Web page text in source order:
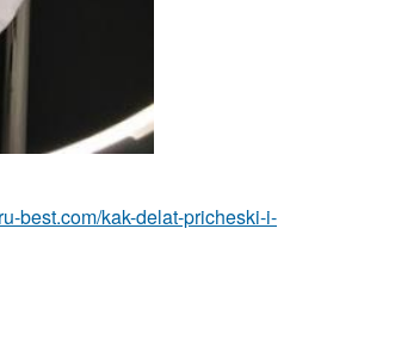
best.com/kak-delat-pricheski-i-